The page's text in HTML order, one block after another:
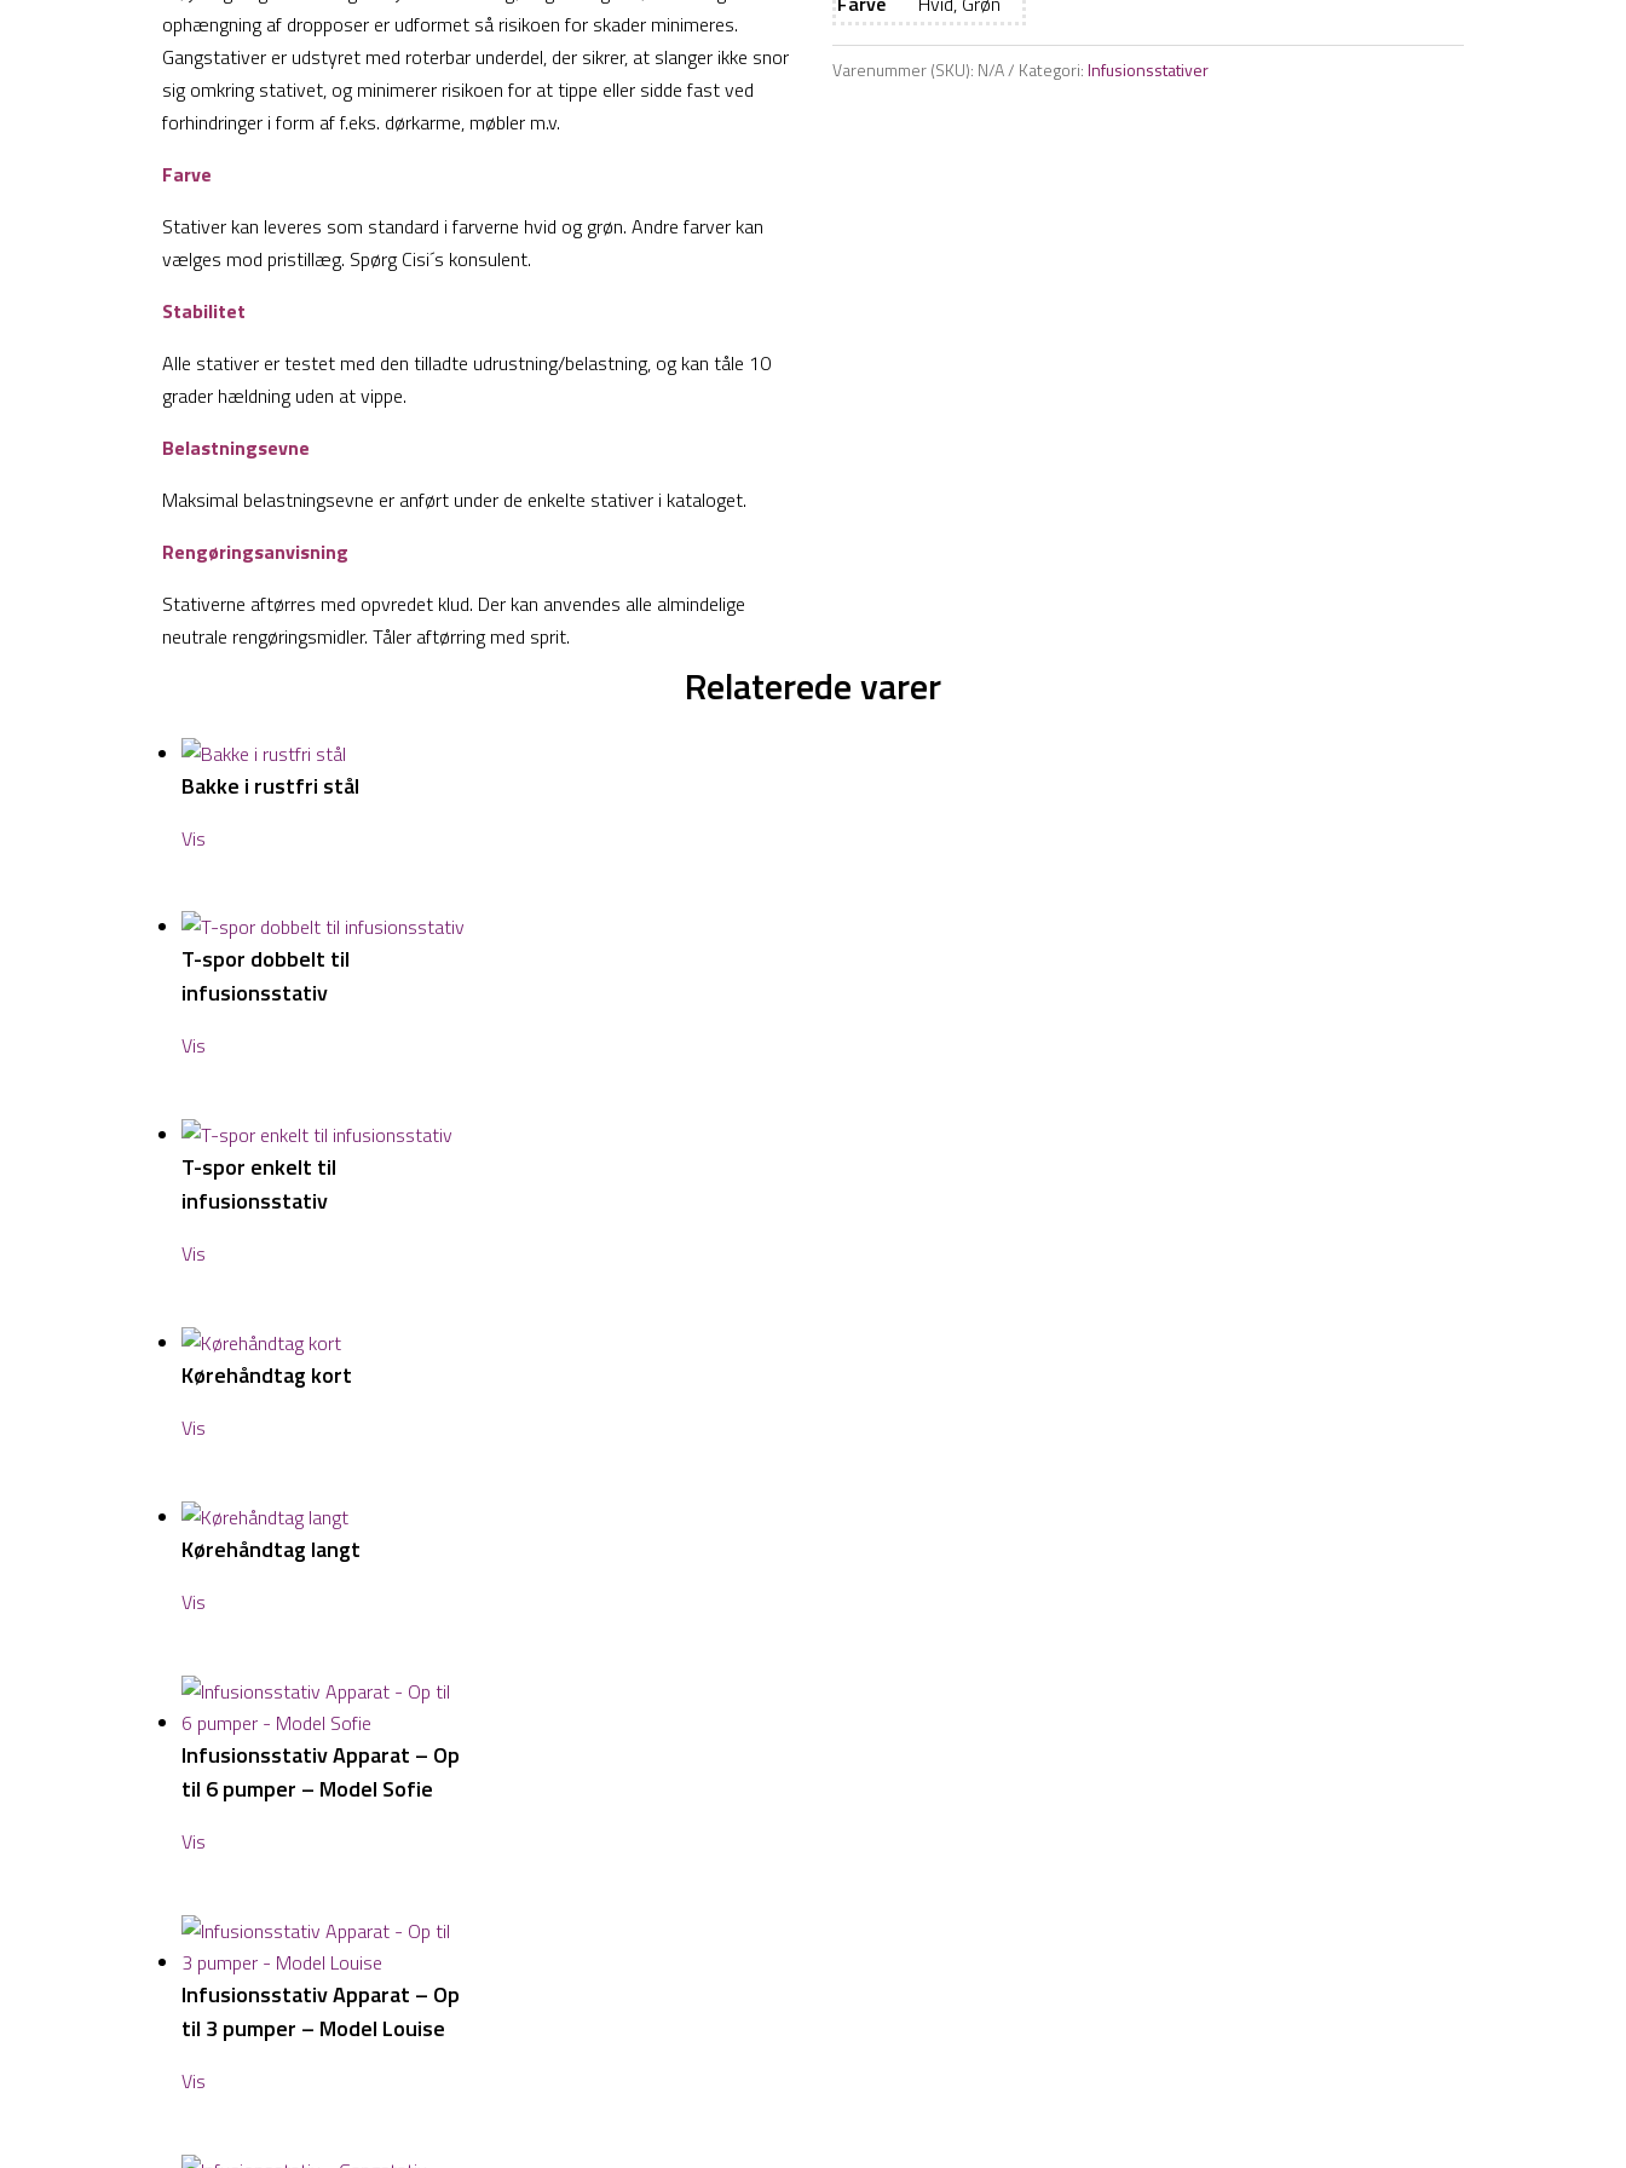
ophængning af dropposer er udformet så risikoen for skader minimeres.
Gangstativer er udstyret med roterbar underdel, der sikrer, at slanger ikke snor
sig omkring stativet, og minimerer risikoen for at tippe eller sidde fast ved
forhindringer i form af f.eks. dørkarme, møbler m.v.
Farve
Stativer kan leveres som standard i farverne hvid og grøn. Andre farver kan
vælges mod pristillæg. Spørg Cisi´s konsulent.
Stabilitet
Alle stativer er testet med den tilladte udrustning/belastning, og kan tåle 10
grader hældning uden at vippe.
Belastningsevne
Maksimal belastningsevne er anført under de enkelte stativer i kataloget.
Rengøringsanvisning
Stativerne aftørres med opvredet klud. Der kan anvendes alle almindelige
neutrale rengøringsmidler. Tåler aftørring med sprit.
Varenummer (SKU): N/A Kategori:Infusionsstativer
Relaterede varer
Bakke i rustfri stål
Vis
T-spor dobbelt til
infusionsstativ
Vis
T-spor enkelt til
infusionsstativ
Vis
Kørehåndtag kort
Vis
Kørehåndtag langt
Vis
Infusionsstativ Apparat – Op
til 6 pumper – Model Sofie
Vis
Infusionsstativ Apparat – Op
til 3 pumper – Model Louise
Vis